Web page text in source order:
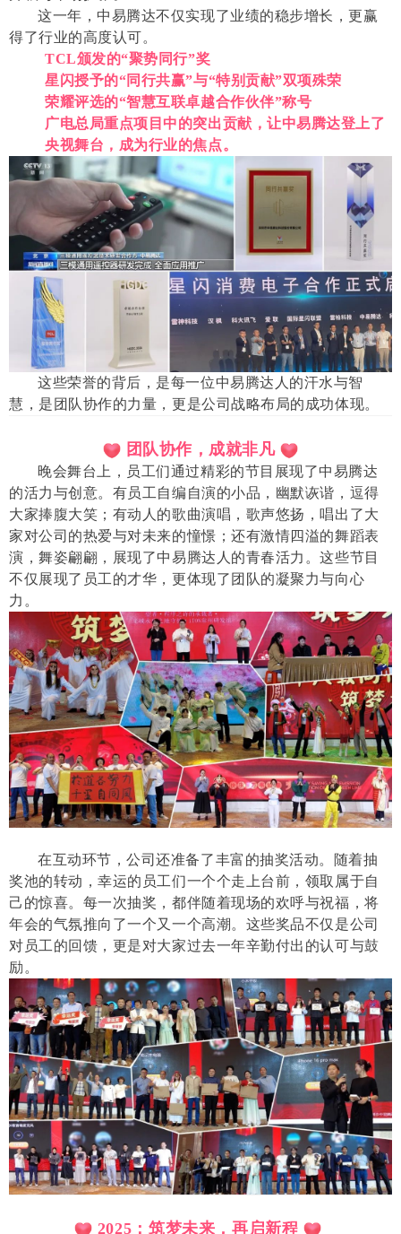
这一年，中易腾达不仅实现了业绩的稳步增长，更赢
得了行业的高度认可。
TCL颁发的“聚势同行”奖
星闪授予的“同行共赢”与“特别贡献”双项殊荣
荣耀评选的“智慧互联卓越合作伙伴”称号
广电总局重点项目中的突出贡献，让中易腾达登上了
央视舞台，成为行业的焦点。
这些荣誉的背后，是每一位中易腾达人的汗水与智
慧，是团队协作的力量，更是公司战略布局的成功体现。
团队协作，成就非凡
晚会舞台上，员工们通过精彩的节目展现了中易腾达
的活力与创意。有员工自编自演的小品，幽默诙谐，逗得
大家捧腹大笑；有动人的歌曲演唱，歌声悠扬，唱出了大
家对公司的热爱与对未来的憧憬；还有激情四溢的舞蹈表
演，舞姿翩翩，展现了中易腾达人的青春活力。这些节目
不仅展现了员工的才华，更体现了团队的凝聚力与向心
力。
在互动环节，公司还准备了丰富的抽奖活动。随着抽
奖池的转动，幸运的员工们一个个走上台前，领取属于自
己的惊喜。每一次抽奖，都伴随着现场的欢呼与祝福，将
年会的气氛推向了一个又一个高潮。这些奖品不仅是公司
对员工的回馈，更是对大家过去一年辛勤付出的认可与鼓
励。
2025：筑梦未来，再启新程